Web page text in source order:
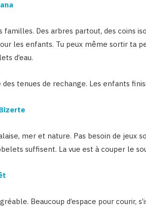
familles. Des arbres partout, des coins
les enfants. Tu peux même sortir ta
d’eau.
tenues de rechange. Les enfants
mer et nature. Pas besoin de jeux
suffisent. La vue est à couper le
Beaucoup d’espace pour courir,